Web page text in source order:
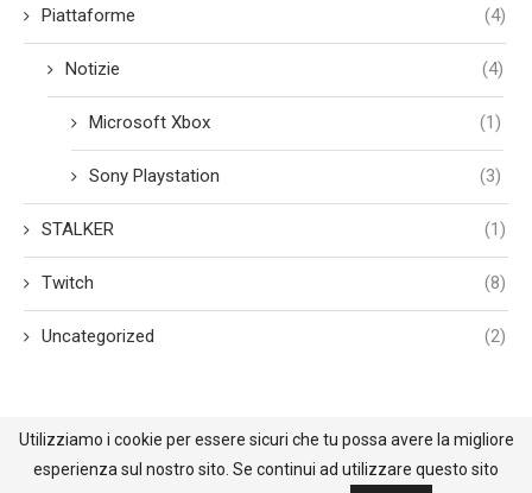
Piattaforme (4)
Notizie (4)
Microsoft Xbox (1)
Sony Playstation (3)
STALKER (1)
Twitch (8)
Uncategorized (2)
Utilizziamo i cookie per essere sicuri che tu possa avere la migliore
esperienza sul nostro sito. Se continui ad utilizzare questo sito